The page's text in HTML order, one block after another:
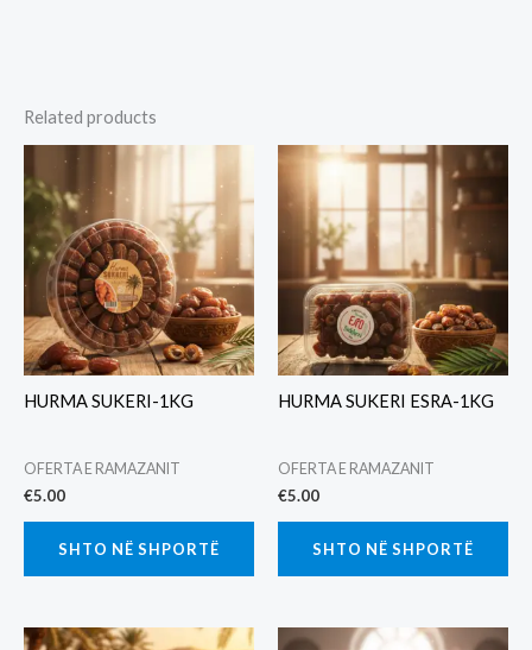
Related products
HURMA SUKERI-1KG
OFERTA E RAMAZANIT
€5.00
SHTO NË SHPORTË
HURMA SUKERI ESRA-1KG
OFERTA E RAMAZANIT
€5.00
SHTO NË SHPORTË